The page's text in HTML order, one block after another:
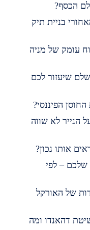
תיק
מניה
לכם
שווה
נכון?
ומה